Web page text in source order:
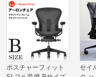
ポスチャーフィット
セイ